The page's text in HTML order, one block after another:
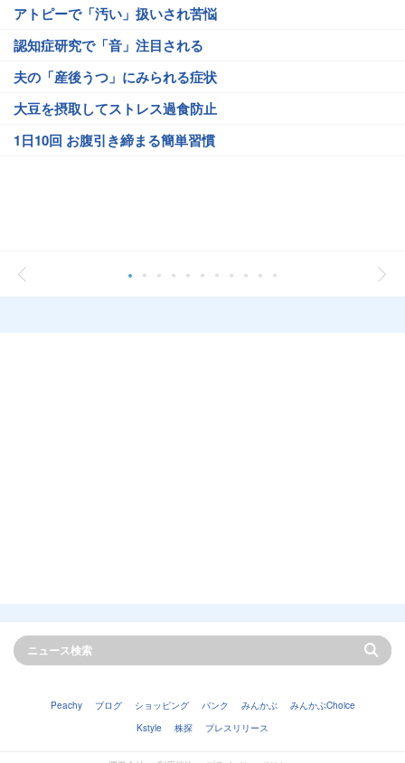
アトピーで「汚い」扱いされ苦悩
認知症研究で「音」注目される
夫の「産後うつ」にみられる症状
大豆を摂取してストレス過食防止
1日10回 お腹引き締まる簡単習慣
Peachy ブログ ショッピング バンク みんかぶ
みんかぶChoice
Kstyle
株探 プレスリリース